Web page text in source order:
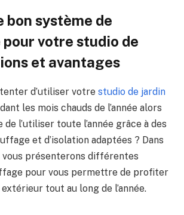
bon système de
votre‍ studio de
et avantages
d’utiliser votre studio de jardin
les mois chauds ‍de l’année ⁤alors
de l’utiliser toute l’année grâce⁢ à ​des
et d’isolation ‍adaptées ‌? Dans
​présenterons différentes
pour ​vous permettre de profiter
‌tout au⁣ long ​de l’année.